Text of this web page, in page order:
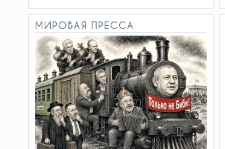
МИРОВАЯ ПРЕССА